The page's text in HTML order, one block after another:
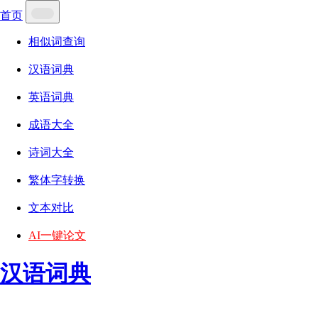
首页
相似词查询
汉语词典
英语词典
成语大全
诗词大全
繁体字转换
文本对比
AI一键论文
汉语词典